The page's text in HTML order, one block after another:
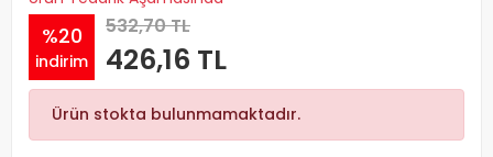
%20
indirim
532,70 TL
426,16 TL
Ürün stokta bulunmamaktadır.